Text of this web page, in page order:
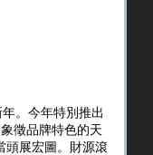
。今年特別推出
徵品牌特色的天
頭展宏圖。財源滾